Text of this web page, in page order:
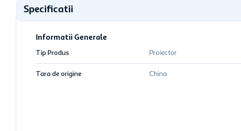
Specificatii
Informatii Generale
Tip Produs Proiector
Tara de origine China